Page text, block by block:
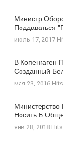
Министр
Поддаваться
июль 17, 2017
В Копенгаген
Созданный
мая 23, 2016
Носить В
янв 28, 2018